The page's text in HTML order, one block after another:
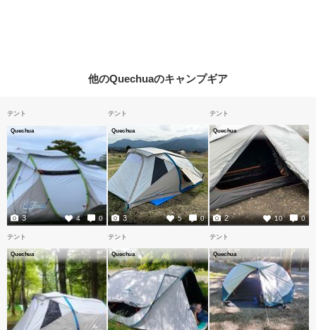
他のQuechuaのキャンプギア
テント
Quechua
4 0
3
テント
Quechua
5 0
3
テント
Quechua
10 0
2
テント
Quechua
テント
Quechua
テント
Quechua